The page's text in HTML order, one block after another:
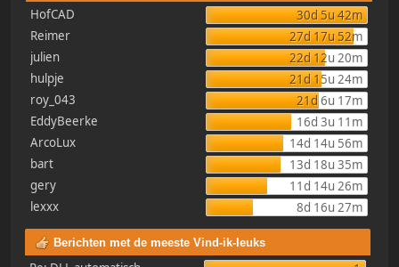
HofCAD
30d 5u 42m
Reimer
27d 17u 52m
julien
22d 12u 20m
hulpje
21d 15u 24m
roy_043
21d 6u 17m
EddyBeerke
16d 3u 11m
ArcoLux
14d 14u 56m
bart
13d 18u 35m
gery
11d 14u 26m
lexxx
8d 16u 27m
Berichten met de meeste Vind-ik-leuks